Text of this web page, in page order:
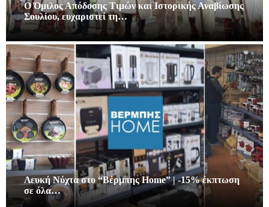
Ο Όμιλος Απόδοσης Τιμών και Ιστορικής Αναβίωσης
Σουλίου, ευχαριστεί τη…
Λευκή Νύχτα στο “Βέρμπης Home” | -15% έκπτωση
σε όλα…